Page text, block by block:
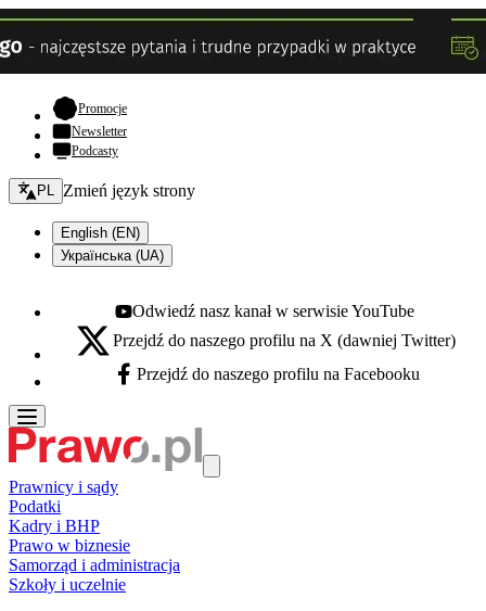
Promocje- otwiera się w nowej karcie
Newsletter
Podcasty
Zmień język - bieżący:
PL Zmień język strony
English (EN)
Українська (UA)
Youtube - otwiera się w nowej karcie
Odwiedź nasz kanał w serwisie YouTube
X - otwiera się w nowej karcie
Przejdź do naszego profilu na X (dawniej Twitter)
Facebook - otwiera się w nowej karcie
Przejdź do naszego profilu na Facebooku
Prawnicy i sądy
Podatki
Kadry i BHP
Prawo w biznesie
Samorząd i administracja
Szkoły i uczelnie